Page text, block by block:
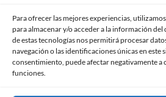
Para ofrecer las mejores experiencias,
para almacenar y/o acceder a la información
de estas tecnologías nos permitirá procesar
navegación o las identificaciones únicas en este
consentimiento, puede afectar negativamente a
funciones.
personalizadas a nuestros
Ofrecemos un servicio de envío
compra de flores a domicilio,
horario de entrega, nosotros lo
mejores condiciones.